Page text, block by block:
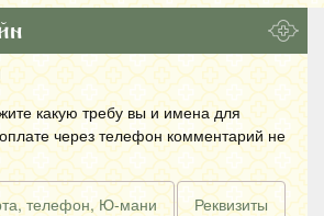
какую требу вы и имена для
через телефон комментарий не
телефон, Ю-мани Реквизиты